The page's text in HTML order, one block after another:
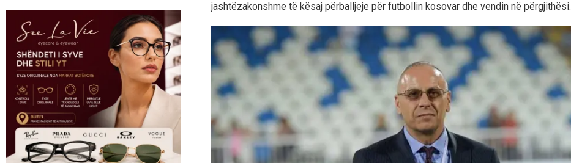
jashtëzakonshme të kësaj përballjeje për futbollin kosovar dhe vendin në përgjithësi.